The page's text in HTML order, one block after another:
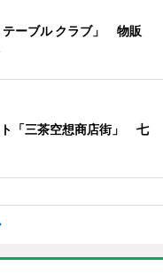
テーブル クラブ」 物販
「三茶空想商店街」 七